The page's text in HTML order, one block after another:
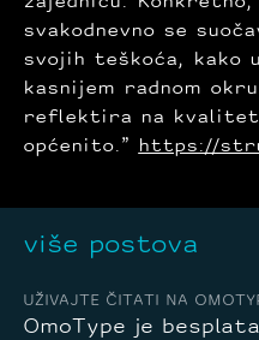
svakodnevno se
svojih teškoća, kako
kasnijem radnom
reflektira na
općenito.”
https://
više postova
UŽIVAJTE ČITATI NA
OmoType je